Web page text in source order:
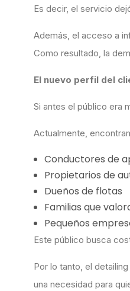
Es decir, el servicio
Además, el acceso a
Como resultado, la
El nuevo perfil del
Si antes el público era
Actualmente,
Conductores de
Propietarios de
Dueños de flotas
Familias que
Pequeños
Este público busca
Por lo tanto, el
una necesidad para